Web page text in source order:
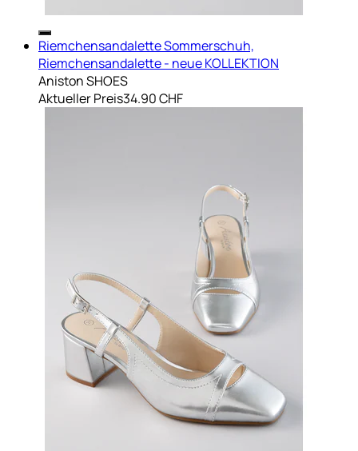
Riemchensandalette Sommerschuh,
Riemchensandalette - neue KOLLEKTION
Aniston SHOES
Aktueller Preis34.90 CHF